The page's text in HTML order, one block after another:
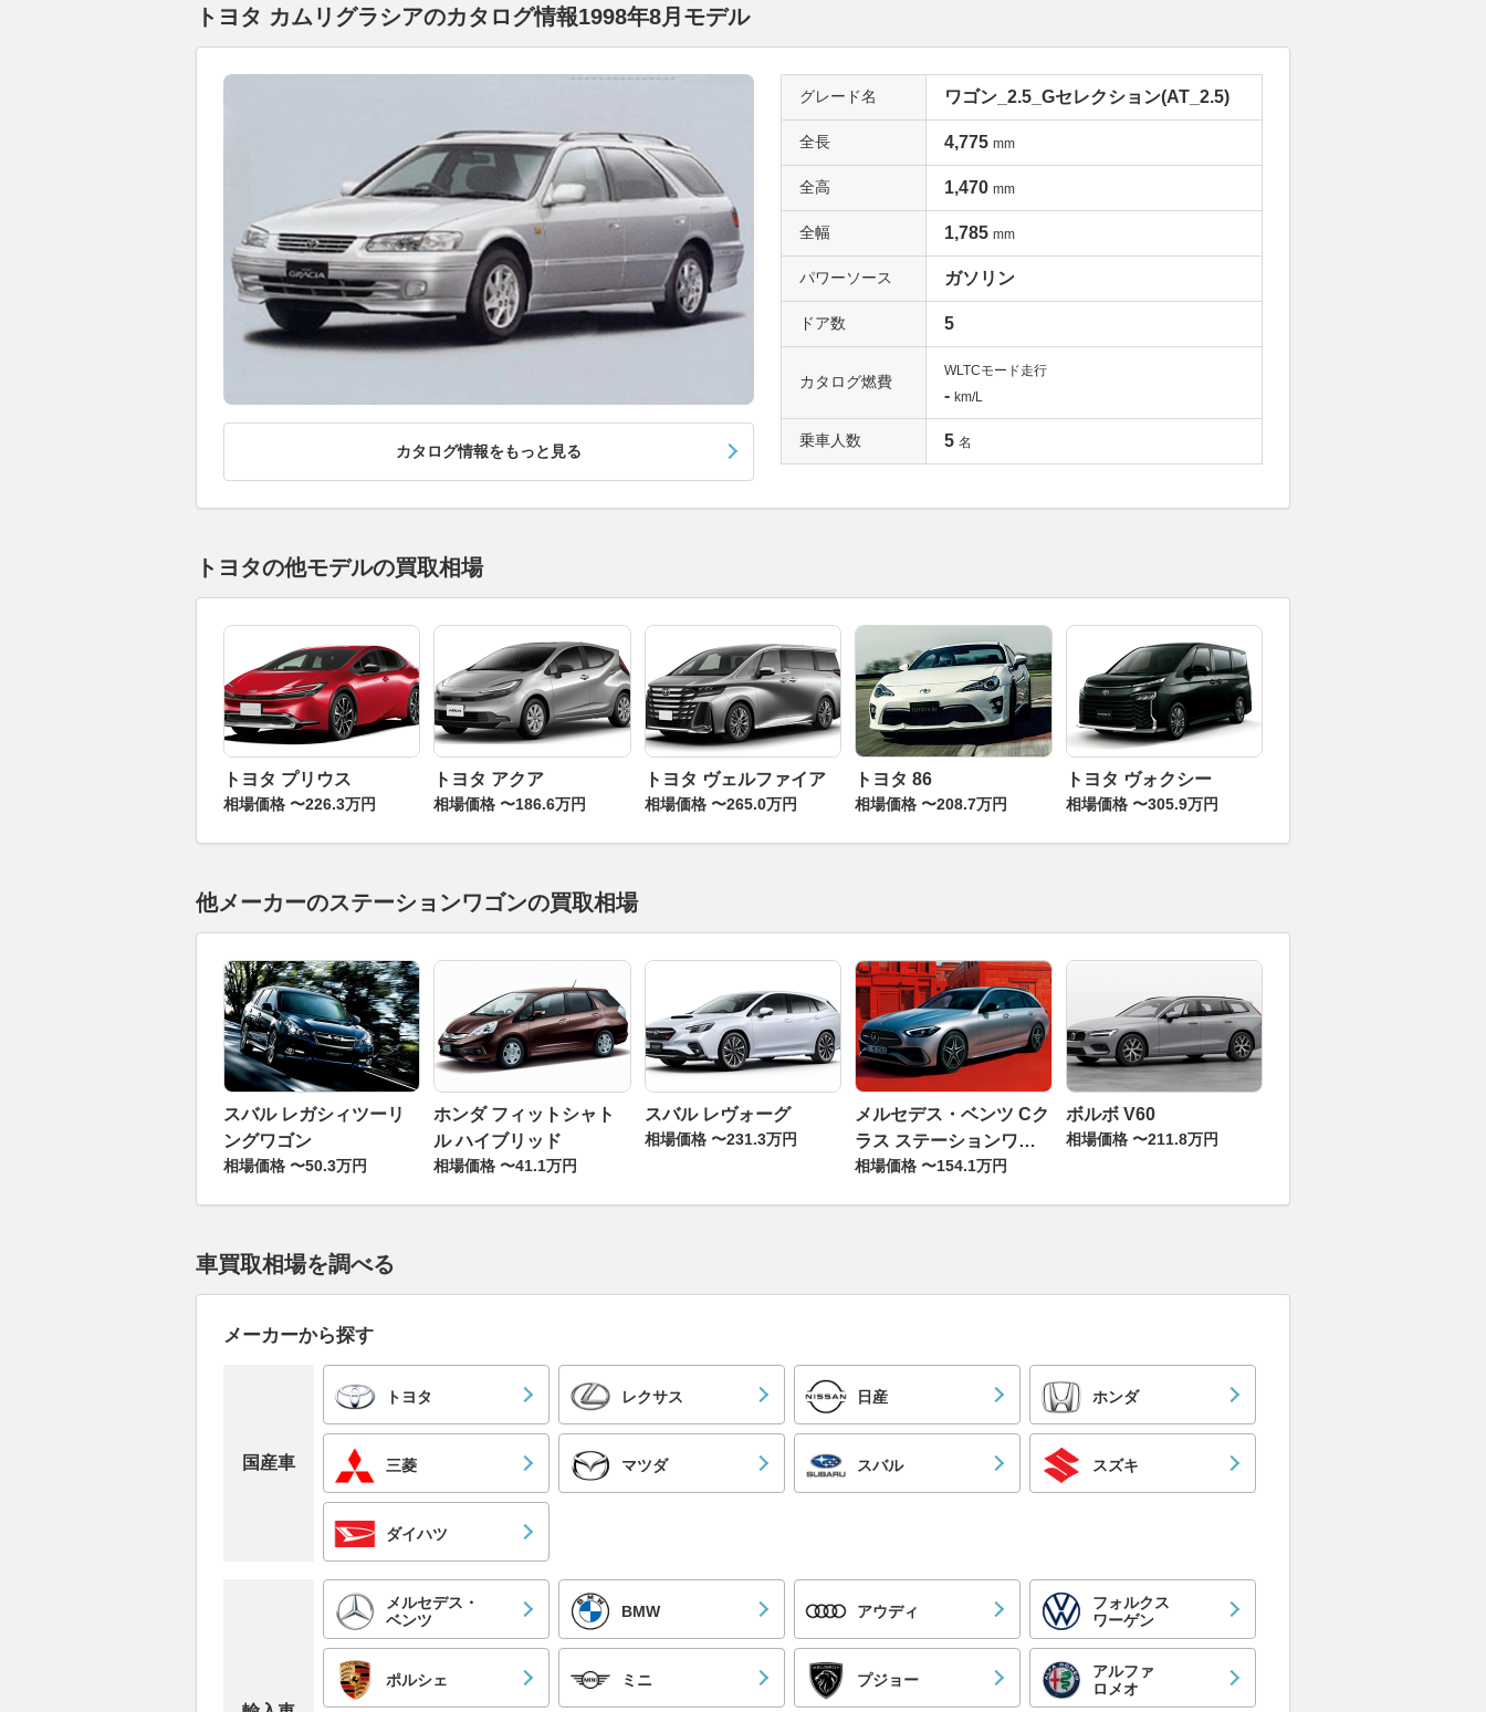
トヨタ カムリグラシアのカタログ情報1998年8月モデル
カタログ情報をもっと見る
グレード名 ワゴン_2.5_Gセレクション(AT_2.5)
全長 4,775 mm
全高 1,470 mm
全幅 1,785 mm
パワーソース ガソリン
ドア数 5
カタログ燃費
WLTCモード走行
- km/L
乗車人数 5 名
トヨタの他モデルの買取相場
トヨタ プリウス
相場価格 〜226.3万円
トヨタ アクア
相場価格 〜186.6万円
トヨタ ヴェルファイア
相場価格 〜265.0万円
トヨタ 86
相場価格 〜208.7万円
トヨタ ヴォクシー
相場価格 〜305.9万円
他メーカーのステーションワゴンの買取相場
スバル レガシィツーリ
ングワゴン
相場価格 〜50.3万円
ホンダ フィットシャト
ル ハイブリッド
相場価格 〜41.1万円
スバル レヴォーグ
相場価格 〜231.3万円
メルセデス・ベンツ Cク
ラス ステーションワゴ
ン
相場価格 〜154.1万円
ボルボ V60
相場価格 〜211.8万円
車買取相場を調べる
メーカーから探す
国産車
トヨタ レクサス 日産 ホンダ
三菱 マツダ スバル スズキ
ダイハツ
メルセデス・
ベンツ
BMW アウディ
フォルクス
ワーゲン
ポルシェ ミニ プジョー
アルファ
ロメオ